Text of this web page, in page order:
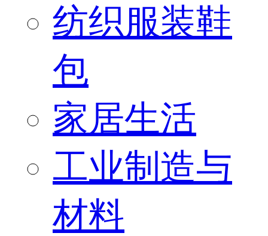
纺织服装鞋
包
家居生活
工业制造与
材料